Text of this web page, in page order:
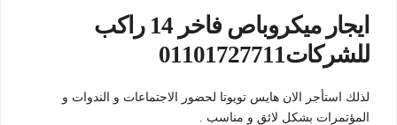
ايجار ميكروباص فاخر 14 راكب
للشركات01101727711
لذلك استأجر الان هايس تويوتا لحضور الاجتماعات و الندوات و
المؤتمرات بشكل لائق و مناسب .